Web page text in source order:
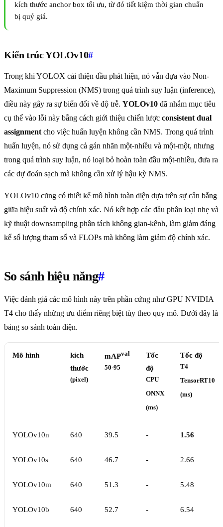
kích thước anchor box tối ưu, từ đó tiết kiệm thời gian chuẩn
bị quý giá.
Kiến trúc YOLOv10#
Trong khi YOLOX cải thiện đầu phát hiện, nó vẫn dựa vào Non-
Maximum Suppression (NMS) trong quá trình suy luận (inference),
điều này gây ra sự biến đổi về độ trễ. YOLOv10 đã nhắm mục tiêu
cụ thể vào lỗi này bằng cách giới thiệu chiến lược consistent dual
assignment cho việc huấn luyện không cần NMS. Trong quá trình
huấn luyện, nó sử dụng cả gán nhãn một-nhiều và một-một, nhưng
trong quá trình suy luận, nó loại bỏ hoàn toàn đầu một-nhiều, đưa ra
các dự đoán sạch mà không cần xử lý hậu kỳ NMS.
YOLOv10 cũng có thiết kế mô hình toàn diện dựa trên sự cân bằng
giữa hiệu suất và độ chính xác. Nó kết hợp các đầu phân loại nhẹ và
kỹ thuật downsampling phân tách không gian-kênh, làm giảm đáng
kể số lượng tham số và FLOPs mà không làm giảm độ chính xác.
So sánh hiệu năng#
Việc đánh giá các mô hình này trên phần cứng như GPU NVIDIA
T4 cho thấy những ưu điểm riêng biệt tùy theo quy mô. Dưới đây là
bảng so sánh toàn diện.
Mô hình
kích
thước
(pixel)
mAPval
50-95
Tốc
độ
CPU
ONNX
(ms)
Tốc độ
T4
TensorRT10
(ms)
YOLOv10n 640 39.5 - 1.56
YOLOv10s 640 46.7 - 2.66
YOLOv10m 640 51.3 - 5.48
YOLOv10b 640 52.7 - 6.54